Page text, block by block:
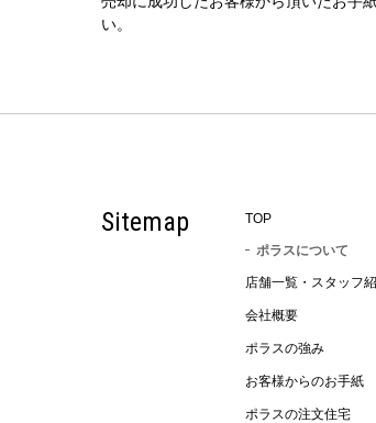
い。
Sitemap TOP
ポラスについて
店舗一覧・スタッフ
会社概要
ポラスの強み
お客様からのお手紙
ポラスの注文住宅